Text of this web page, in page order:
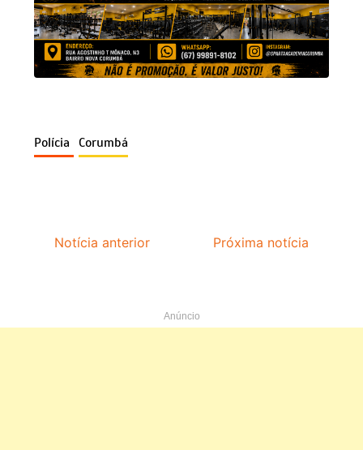
Polícia Corumbá
Notícia anterior Próxima notícia
Anúncio